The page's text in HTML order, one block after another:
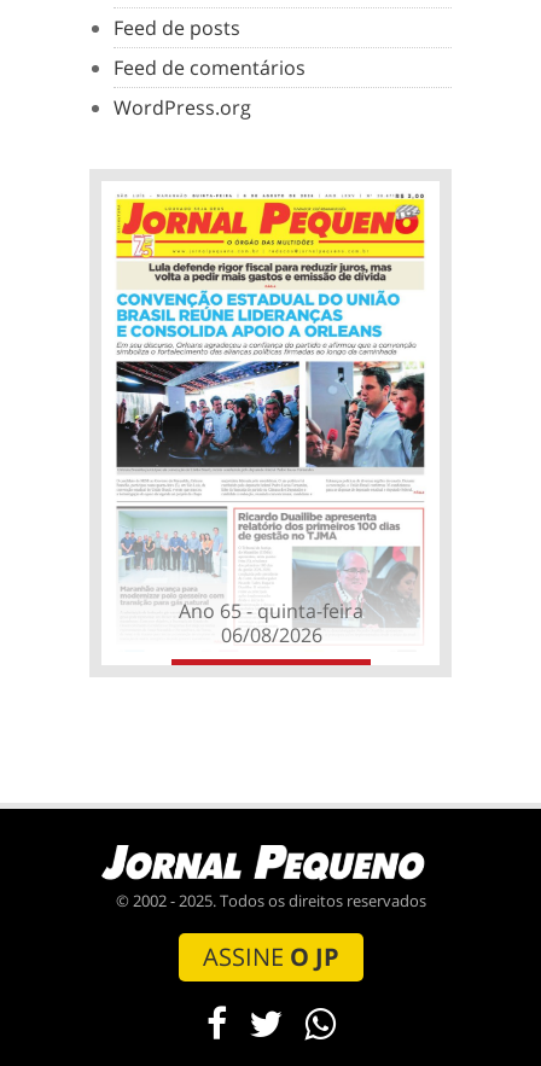
Feed de posts
Feed de comentários
WordPress.org
Ano 65 - quinta-feira
06/08/2026
© 2002 - 2025. Todos os direitos reservados
ASSINE O JP